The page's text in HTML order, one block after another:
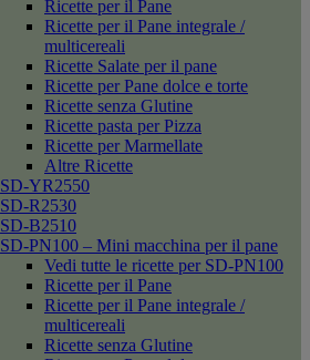
Ricette per il Pane
Ricette per il Pane integrale /
multicereali
Ricette Salate per il pane
Ricette per Pane dolce e torte
Ricette senza Glutine
Ricette pasta per Pizza
Ricette per Marmellate
Altre Ricette
SD-YR2550
SD-R2530
SD-B2510
SD-PN100 – Mini macchina per il pane
Vedi tutte le ricette per SD-PN100
Ricette per il Pane
Ricette per il Pane integrale /
multicereali
Ricette senza Glutine